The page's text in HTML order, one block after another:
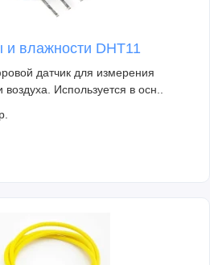
и влажности DHT11
датчик для измерения
Используется в осн..